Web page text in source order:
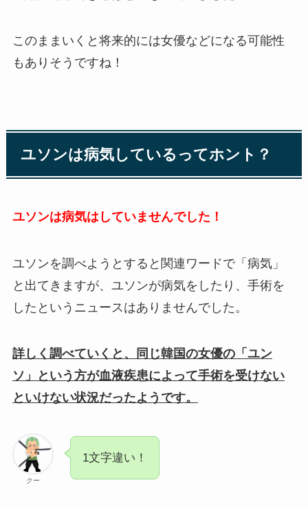
このままいくと将来的には女優などになる可能性
もありそうですね！
ユソンは病気しているってホント？
ユソンは病気はしていませんでした！
ユソンを調べようとすると関連ワードで「病気」
と出てきますが、ユソンが病気をしたり、手術を
したというニュースはありませんでした。
詳しく調べていくと、同じ韓国の女優の「ユン
ソ」という方が血液疾患によって手術を受けない
といけない状況だったようです。
クー
1文字違い！